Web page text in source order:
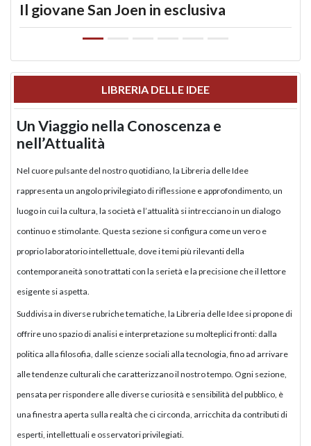
Il giovane San Joen in esclusiva
LIBRERIA DELLE IDEE
Un Viaggio nella Conoscenza e
nell’Attualità
Nel cuore pulsante del nostro quotidiano, la Libreria delle Idee
rappresenta un angolo privilegiato di riflessione e approfondimento, un
luogo in cui la cultura, la società e l’attualità si intrecciano in un dialogo
continuo e stimolante. Questa sezione si configura come un vero e
proprio laboratorio intellettuale, dove i temi più rilevanti della
contemporaneità sono trattati con la serietà e la precisione che il lettore
esigente si aspetta.
Suddivisa in diverse rubriche tematiche, la Libreria delle Idee si propone di
offrire uno spazio di analisi e interpretazione su molteplici fronti: dalla
politica alla filosofia, dalle scienze sociali alla tecnologia, fino ad arrivare
alle tendenze culturali che caratterizzano il nostro tempo. Ogni sezione,
pensata per rispondere alle diverse curiosità e sensibilità del pubblico, è
una finestra aperta sulla realtà che ci circonda, arricchita da contributi di
esperti, intellettuali e osservatori privilegiati.